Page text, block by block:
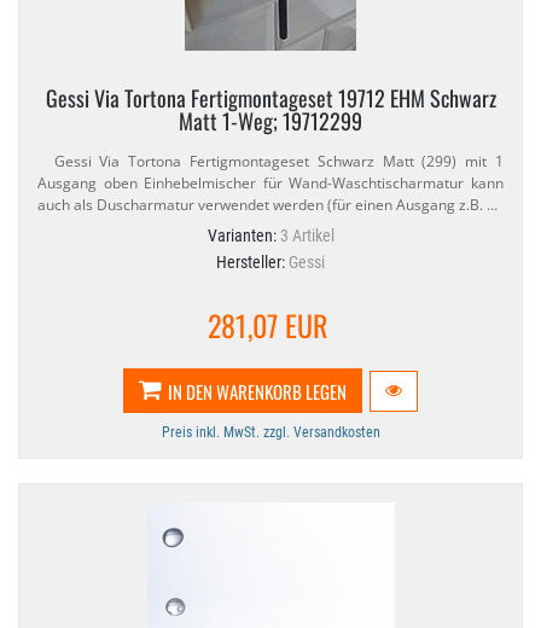
Gessi Via Tortona Fertigmontageset 19712 EHM Schwarz
Matt 1-​Weg; 19712299
Gessi Via Tortona Fertigmontageset Schwarz Matt (299) mit 1
Ausgang oben Einhebelmischer für Wand-​Waschtischarmatur kann
auch als Duscharmatur verwendet werden (für einen Ausgang z.​B. …
Varianten: 3 Artikel
Hersteller: Gessi
281,07 EUR
IN DEN WARENKORB LEGEN
Preis inkl. MwSt. zzgl. Versandkosten